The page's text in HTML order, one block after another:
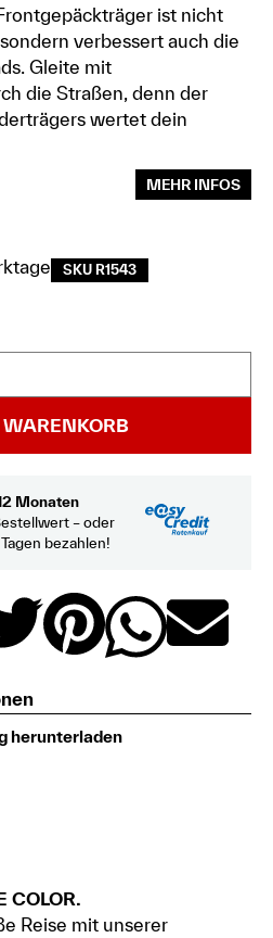
ist nicht
verbessert auch die
Gleite mit
die Straßen, denn der
wertet dein
MEHR INFOS
SKU R1543
Monaten
– oder
bezahlen!
herunterladen
COLOR.
Reise mit unserer